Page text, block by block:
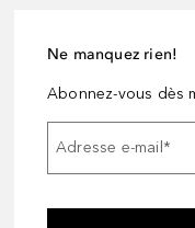
Ne manquez rien!
Abonnez-vous dès
Adresse e-mail*